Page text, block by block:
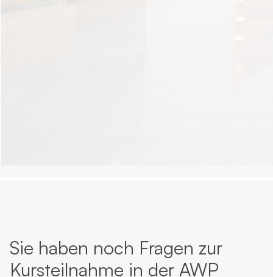
Sie haben noch Fragen zur
Kursteilnahme in der AWP